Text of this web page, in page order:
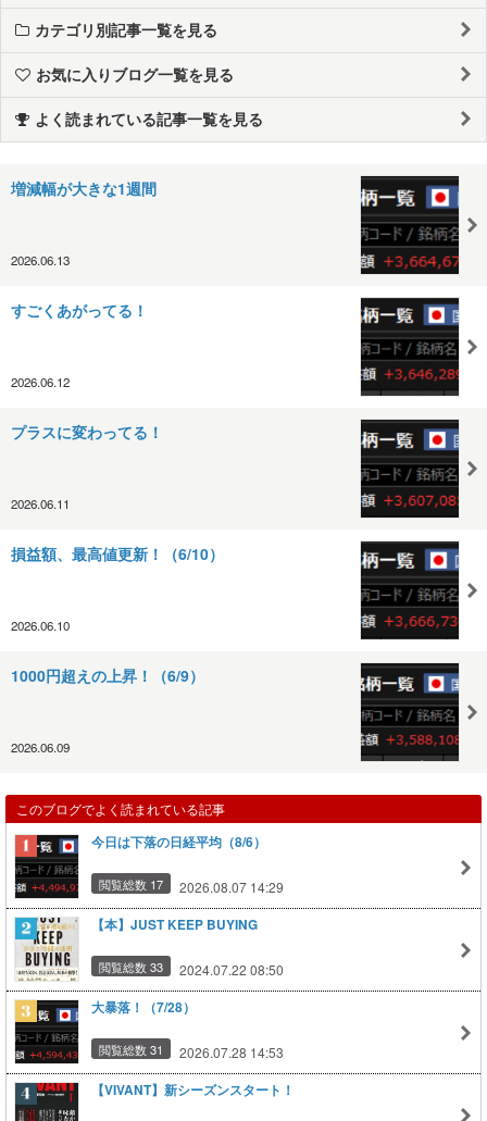
カテゴリ別記事一覧を見る
お気に入りブログ一覧を見る
よく読まれている記事一覧を見る
増減幅が大きな1週間
2026.06.13
すごくあがってる！
2026.06.12
プラスに変わってる！
2026.06.11
損益額、最高値更新！（6/10）
2026.06.10
1000円超えの上昇！（6/9）
2026.06.09
このブログでよく読まれている記事
今日は下落の日経平均（8/6）
閲覧総数 17 2026.08.07 14:29
【本】JUST KEEP BUYING
閲覧総数 33 2024.07.22 08:50
大暴落！（7/28）
閲覧総数 31 2026.07.28 14:53
【VIVANT】新シーズンスタート！